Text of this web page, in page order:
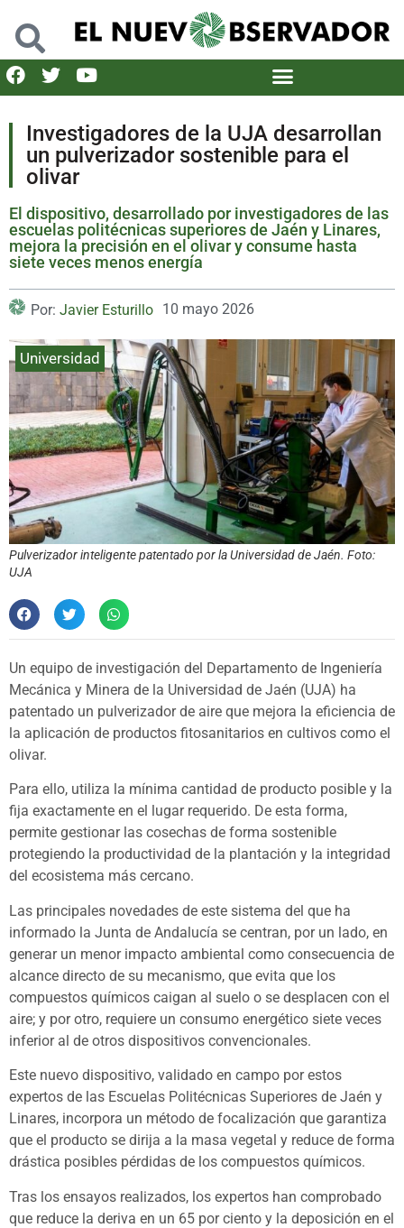
Investigadores de la UJA desarrollan
un pulverizador sostenible para el
olivar
El dispositivo, desarrollado por investigadores de las
escuelas politécnicas superiores de Jaén y Linares,
mejora la precisión en el olivar y consume hasta
siete veces menos energía
Por: Javier Esturillo 10 mayo 2026
Universidad
Pulverizador inteligente patentado por la Universidad de Jaén. Foto:
UJA
Un equipo de investigación del Departamento de Ingeniería
Mecánica y Minera de la Universidad de Jaén (UJA) ha
patentado un pulverizador de aire que mejora la eficiencia de
la aplicación de productos fitosanitarios en cultivos como el
olivar.
Para ello, utiliza la mínima cantidad de producto posible y la
fija exactamente en el lugar requerido. De esta forma,
permite gestionar las cosechas de forma sostenible
protegiendo la productividad de la plantación y la integridad
del ecosistema más cercano.
Las principales novedades de este sistema del que ha
informado la Junta de Andalucía se centran, por un lado, en
generar un menor impacto ambiental como consecuencia de
alcance directo de su mecanismo, que evita que los
compuestos químicos caigan al suelo o se desplacen con el
aire; y por otro, requiere un consumo energético siete veces
inferior al de otros dispositivos convencionales.
Este nuevo dispositivo, validado en campo por estos
expertos de las Escuelas Politécnicas Superiores de Jaén y
Linares, incorpora un método de focalización que garantiza
que el producto se dirija a la masa vegetal y reduce de forma
drástica posibles pérdidas de los compuestos químicos.
Tras los ensayos realizados, los expertos han comprobado
que reduce la deriva en un 65 por ciento y la deposición en el